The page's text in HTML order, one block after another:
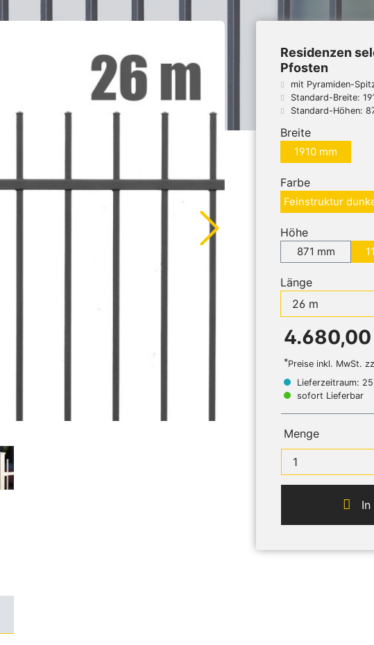
Residenzen
Pfosten
mit Pyramiden-
Standard-Breite:
Standard-Höhen:
Breite
1910 mm
Farbe
Feinstruktur
Höhe
871 mm
Länge
*Preise inkl. MwSt.
Lieferzeitraum:
sofort Lieferbar
Menge